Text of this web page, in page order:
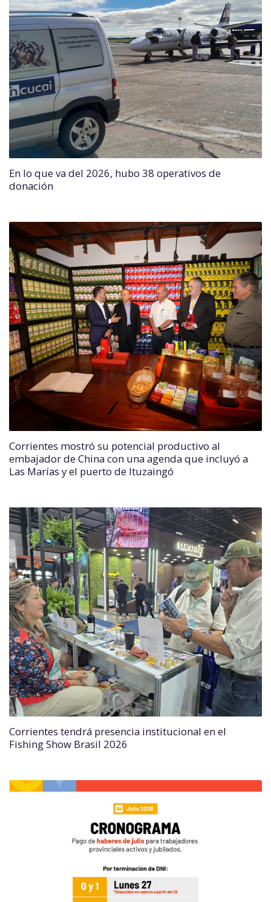
En lo que va del 2026, hubo 38 operativos de
donación
Corrientes mostró su potencial productivo al
embajador de China con una agenda que incluyó a
Las Marías y el puerto de Ituzaingó
Corrientes tendrá presencia institucional en el
Fishing Show Brasil 2026